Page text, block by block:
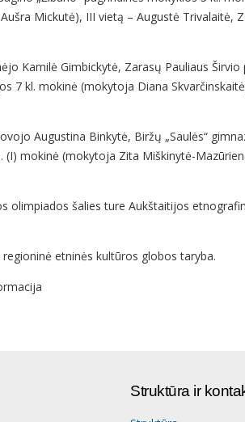
Mickutė), III vietą – Augustė
Kamilė Gimbickytė, Zarasų Pauliaus
7 kl. mokinė (mokytoja Diana
Augustina Binkytė, Biržų „Saulės“
(I) mokinė (mokytoja Zita Miškinytė-
olimpiados šalies ture Aukštaitijos
etninės kultūros globos taryba.
Struktūra ir